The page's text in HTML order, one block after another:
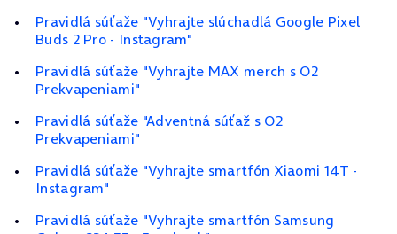
Pravidlá súťaže "Vyhrajte slúchadlá Google Pixel
Buds 2 Pro - Instagram"
Pravidlá súťaže "Vyhrajte MAX merch s O2
Prekvapeniami"
Pravidlá súťaže "Adventná súťaž s O2
Prekvapeniami"
Pravidlá súťaže "Vyhrajte smartfón Xiaomi 14T -
Instagram"
Pravidlá súťaže "Vyhrajte smartfón Samsung